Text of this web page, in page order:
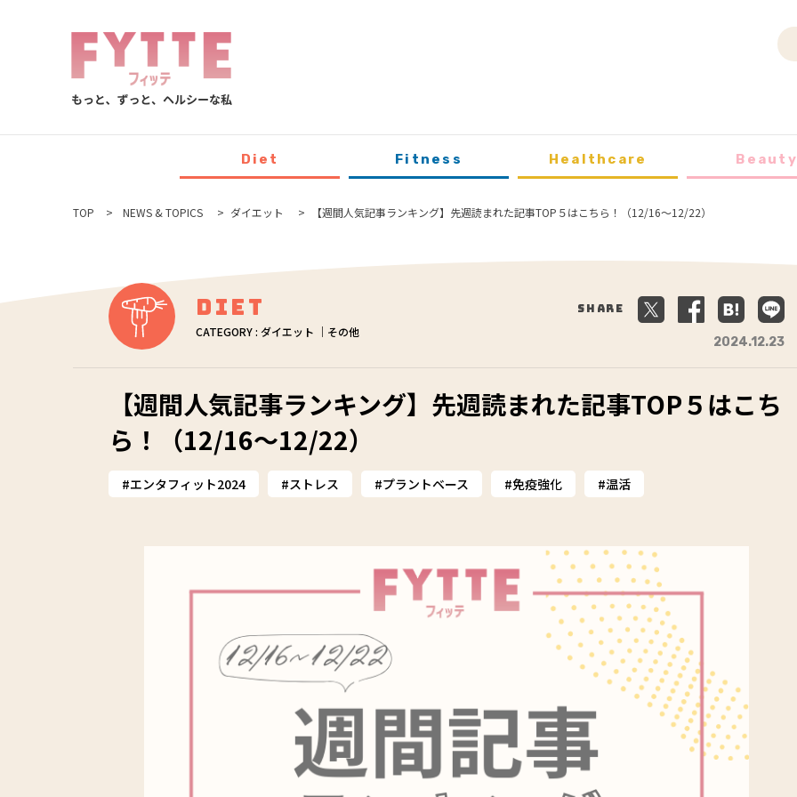
Diet Fitness Healthcare Beauty
TOP NEWS & TOPICS ダイエット 【週間人気記事ランキング】先週読まれた記事TOP５はこちら！（12/16～12/22）
Diet
CATEGORY : ダイエット ｜その他
2024.12.23
【週間人気記事ランキング】先週読まれた記事TOP５はこち
ら！（12/16～12/22）
エンタフィット2024 ストレス プラントベース 免疫強化 温活
Share